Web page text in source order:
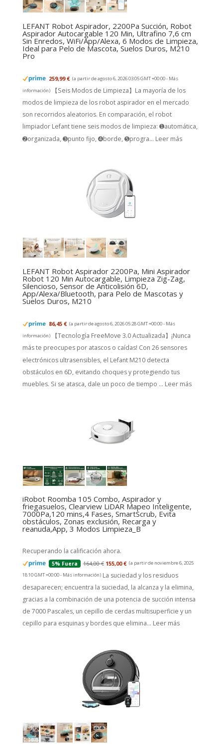
LEFANT Robot Aspirador, 2200Pa Succión, Robot
Aspirador Autocargable 120 Min, Ultrafino 7,6 cm
Sin Enredos, WiFi/App/Alexa, 6 Modos de Limpieza,
Ideal para Pelo de Mascota, Suelos Duros, M210
Pro
259,99 € (a partir de agosto 6, 2026 03:05 GMT +00:00 - Más
información)
【Seis Modos de Limpieza】La mayoría de los
modos de limpieza de los robot aspirador en el mercado
son recorridos aleatorios. En comparación, el robot
limpiador Lefant tiene seis modos de limpieza: ➊automática,
➋organizada, ➌punto fijo, ➍borde, ➎progra... Leer más
LEFANT Robot Aspirador 2200Pa, Mini Aspirador
Robot 120 Min Autocargable, Limpieza Zig-Zag,
Silencioso, Sensor de Anticolisión 6D,
App/Alexa/Bluetooth, para Pelo de Mascotas y
Suelos Duros, M210
86,45 € (a partir de agosto 6, 2026 05:28 GMT +00:00 - Más
información)
【Tecnología FreeMove 3.0 Actualizada】¡Nunca
más te preocupes por atascos o caídas! Con 26 sensores
electrónicos ultrasensibles, el Lefant M210 detecta
obstáculos en 6D, evitando choques y protegiendo tus
muebles. Si se atasca, dale un poco de tiempo ... Leer más
iRobot Roomba 105 Combo, Aspirador y
friegasuelos, Clearview LiDAR Mapeo Inteligente,
7000Pa,120 mins,4 Fases, SmartScrub, Evita
obstáculos, Zonas exclusión, Recarga y
reanuda,App, 3 Modos Limpieza_B
Recuperando la calificación ahora.
5% Fuera 164,00 € 155,00 € (a partir de noviembre 6, 2025
18:10 GMT +00:00 - Más información) La suciedad y los residuos
desaparecen; encuentra la suciedad, la alcanza y la elimina,
gracias a la combinación de una potencia de succión intensa
de 7000 Pascales, un cepillo de cerdas multisuperficie y un
cepillo para esquinas y bordes que elimina... Leer más